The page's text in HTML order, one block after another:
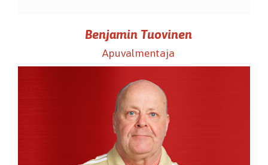
Benjamin Tuovinen
Apuvalmentaja